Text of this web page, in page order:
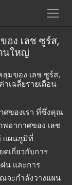
อง เลช ซูร์ส,
นใหญ่
มของ เลช ซูร์ส,
เฉลี่ยรายเดือน
ศของเรา ที่ซึ่งคุณ
พอากาศของ เลช
แผนภูมิที่
เกี่ยวกับการ
น และการ
จะกำลังวางแผน